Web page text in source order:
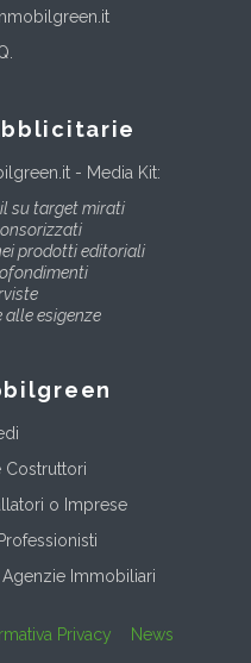
- Media Kit:
su target mirati
prodotti editoriali
alle esigenze
Costruttori
o Imprese
Immobiliari
Privacy News